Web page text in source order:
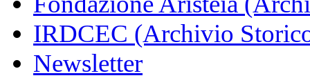
IRDCEC (Archivio
Newsletter